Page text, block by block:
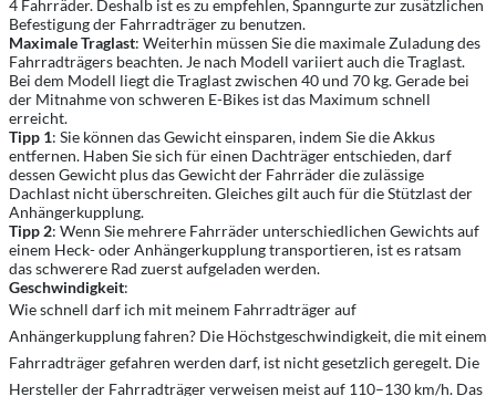
4 Fahrräder. Deshalb ist es zu empfehlen, Spanngurte zur zusätzlichen
Befestigung der Fahrradträger zu benutzen.
Maximale Traglast: Weiterhin müssen Sie die maximale Zuladung des
Fahrradträgers beachten. Je nach Modell variiert auch die Traglast.
Bei dem Modell liegt die Traglast zwischen 40 und 70 kg. Gerade bei
der Mitnahme von schweren E-Bikes ist das Maximum schnell
erreicht.
Tipp 1: Sie können das Gewicht einsparen, indem Sie die Akkus
entfernen. Haben Sie sich für einen Dachträger entschieden, darf
dessen Gewicht plus das Gewicht der Fahrräder die zulässige
Dachlast nicht überschreiten. Gleiches gilt auch für die Stützlast der
Anhängerkupplung.
Tipp 2: Wenn Sie mehrere Fahrräder unterschiedlichen Gewichts auf
einem Heck- oder Anhängerkupplung transportieren, ist es ratsam
das schwerere Rad zuerst aufgeladen werden.
Geschwindigkeit:
Wie schnell darf ich mit meinem Fahrradträger auf
Anhängerkupplung fahren? Die Höchstgeschwindigkeit, die mit einem
Fahrradträger gefahren werden darf, ist nicht gesetzlich geregelt. Die
Hersteller der Fahrradträger verweisen meist auf 110–130 km/h. Das